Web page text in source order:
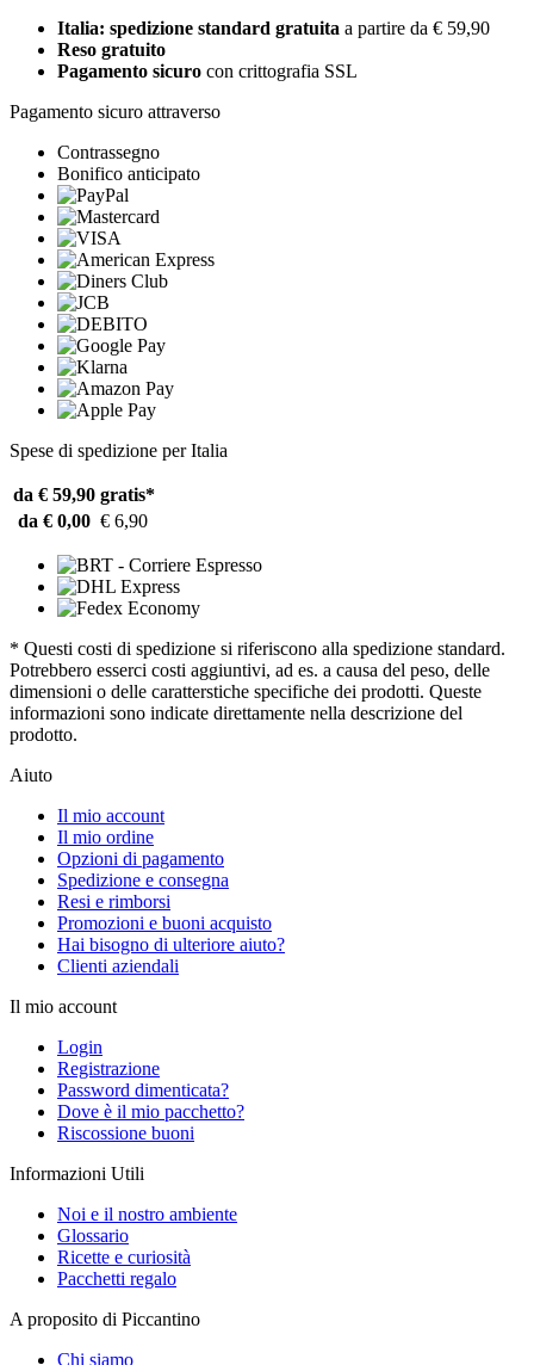
Italia: spedizione standard gratuita a partire da € 59,90
Reso gratuito
Pagamento sicuro con crittografia SSL
Pagamento sicuro attraverso
Contrassegno
Bonifico anticipato
Spese di spedizione per Italia
da € 59,90 gratis*
da € 0,00 € 6,90
* Questi costi di spedizione si riferiscono alla spedizione standard.
Potrebbero esserci costi aggiuntivi, ad es. a causa del peso, delle
dimensioni o delle caratterstiche specifiche dei prodotti. Queste
informazioni sono indicate direttamente nella descrizione del
prodotto.
Aiuto
Il mio account
Il mio ordine
Opzioni di pagamento
Spedizione e consegna
Resi e rimborsi
Promozioni e buoni acquisto
Hai bisogno di ulteriore aiuto?
Clienti aziendali
Il mio account
Login
Registrazione
Password dimenticata?
Dove è il mio pacchetto?
Riscossione buoni
Informazioni Utili
Noi e il nostro ambiente
Glossario
Ricette e curiosità
Pacchetti regalo
A proposito di Piccantino
Chi siamo